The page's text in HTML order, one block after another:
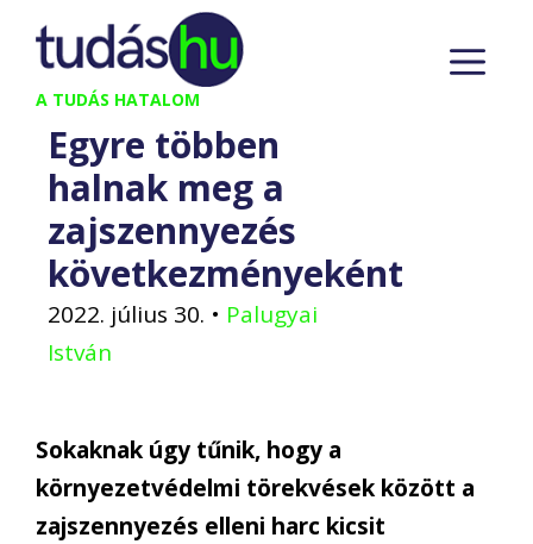
Kilépés
tartalomba
A TUDÁS HATALOM
Egyre többen
halnak meg a
zajszennyezés
következményeként
2022. július 30. • Palugyai
István
Sokaknak úgy tűnik, hogy a
környezetvédelmi törekvések között a
zajszennyezés elleni harc kicsit